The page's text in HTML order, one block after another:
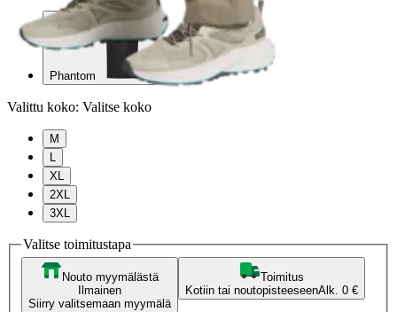
Phantom
Valittu koko: Valitse koko
M
L
XL
2XL
3XL
Valitse toimitustapa
Nouto myymälästä
Ilmainen
Siirry valitsemaan myymälä
Toimitus
Kotiin tai noutopisteeseenAlk. 0 €